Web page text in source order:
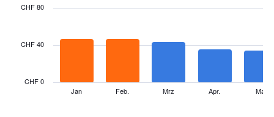
has
Jan Feb. Mrz Apr. Mai
CHF 0
CHF 40
CHF 80